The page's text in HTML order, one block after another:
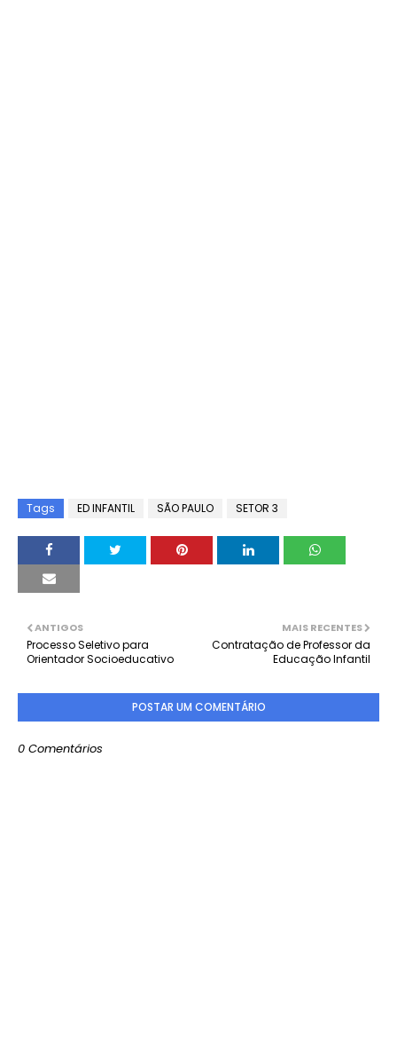
Tags ED INFANTIL SÃO PAULO SETOR 3
MAIS RECENTES
Contratação de Professor da
Educação Infantil
ANTIGOS
Processo Seletivo para
Orientador Socioeducativo
POSTAR UM COMENTÁRIO
0 Comentários